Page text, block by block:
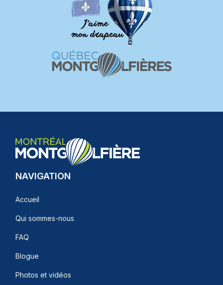
NAVIGATION
Accueil
Qui sommes-nous
FAQ
Blogue
Photos et vidéos